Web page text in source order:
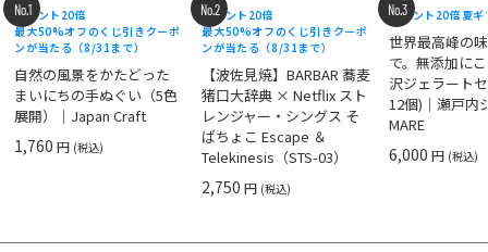
No.1
ポイント20倍
最大50%オフのくじ引きクーポ
ンが当たる（8/31まで）
自然の風景をかたどった
まいにちの手ぬぐい（5色
展開）｜Japan Craft
1,760円 (税込)
No.2
ポイント20倍
最大50%オフのくじ引きクーポ
ンが当たる（8/31まで）
【波佐見焼】BARBAR 蕎麦
猪口大辞典 × Netflix スト
レンジャー・シングス そ
ばちょこ Escape ＆
Telekinesis（STS-03）
2,750円 (税込)
No.3
ポイント20倍 夏
世界最高峰の
で。無添加に
沢ジェラート
12個)｜瀬戸内
MARE
6,000円 (税込)